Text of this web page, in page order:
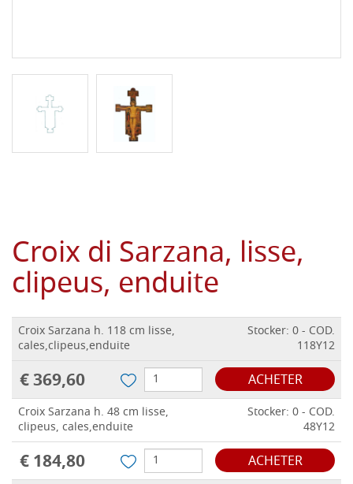
Croix di Sarzana, lisse,
clipeus, enduite
Croix Sarzana h. 118 cm lisse,
cales,clipeus,enduite
Stocker: 0 - COD.
118Y12
€ 369,60 ACHETER
Croix Sarzana h. 48 cm lisse,
clipeus, cales,enduite
Stocker: 0 - COD.
48Y12
€ 184,80 ACHETER